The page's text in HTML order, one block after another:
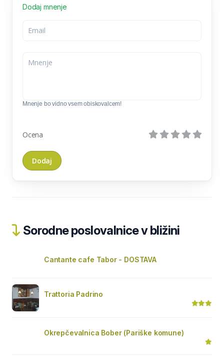
Dodaj mnenje
Mnenje bo vidno vsem obiskovalcem!
Ocena
Sorodne poslovalnice v bližini
Cantante cafe Tabor - DOSTAVA
Trattoria Padrino
Okrepčevalnica Bober (Pariške komune)